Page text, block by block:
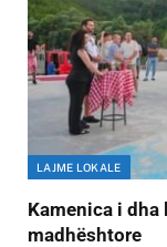
LAJME LOKALE
Kamenica i dha
madhështore